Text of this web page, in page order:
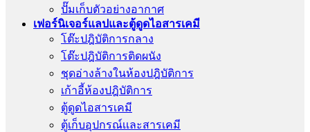
ปั๊มเก็บตัวอย่างอากาศ
เฟอร์นิเจอร์แลปและตู้ดูดไอสารเคมี
โต๊ะปฎิบัติการกลาง
โต๊ะปฎิบัติการติดผนัง
ชุดอ่างล้างในห้องปฎิบัติการ
เก้าอี้ห้องปฎิบัติการ
ตู้ดูดไอสารเคมี
ตู้เก็บอุปกรณ์เเละสารเคมี